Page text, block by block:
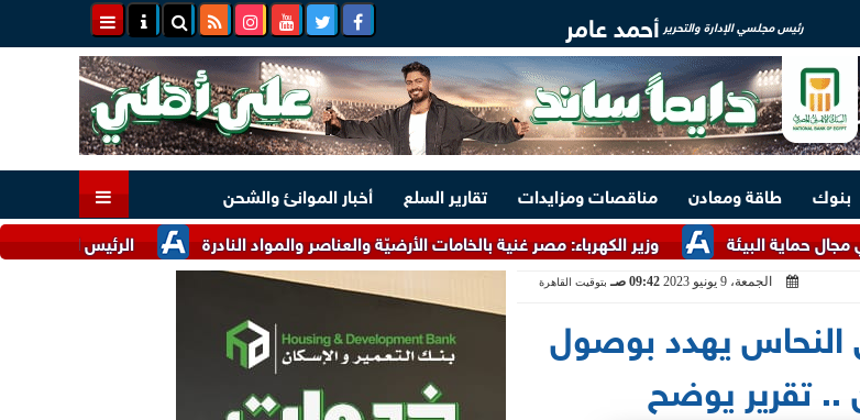
رئيس مجلسي الإدارة والتحرير أحمد عامر
بنوك طاقة ومعادن مناقصات ومزايدات تقارير السلع
أخبار الموانئ والشحن
الرئيس السيسي وملك البحرين
وزير الكهرباء: مصر غنية بالخامات الأرضيّة والعناصر والمواد النادرة
الجمعة، 9 يونيو 2023 09:42 صـ بتوقيت القاهرة
يهدد بوصول